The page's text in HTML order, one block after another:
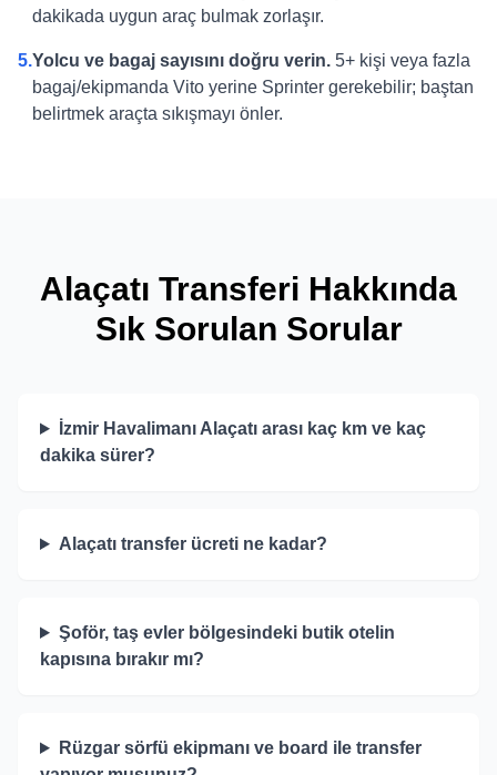
dakikada uygun araç bulmak zorlaşır.
5.Yolcu ve bagaj sayısını doğru verin. 5+ kişi veya fazla
bagaj/ekipmanda Vito yerine Sprinter gerekebilir; baştan
belirtmek araçta sıkışmayı önler.
Alaçatı Transferi Hakkında
Sık Sorulan Sorular
İzmir Havalimanı Alaçatı arası kaç km ve kaç
dakika sürer?
Alaçatı transfer ücreti ne kadar?
Şoför, taş evler bölgesindeki butik otelin
kapısına bırakır mı?
Rüzgar sörfü ekipmanı ve board ile transfer